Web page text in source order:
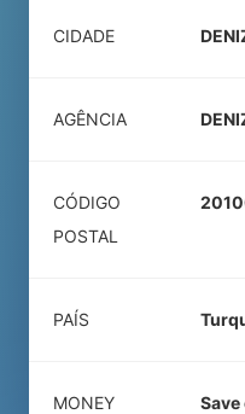
CIDADE
AGÊNCIA
CÓDIGO
POSTAL
PAÍS
MONEY